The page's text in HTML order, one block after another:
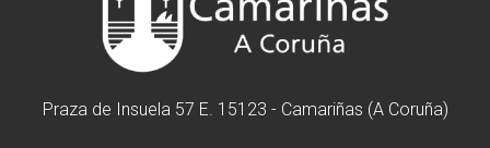
Praza de Insuela 57 E. 15123 - Camariñas (A Coruña)